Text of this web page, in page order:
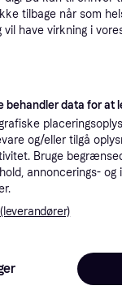
(ComputerSalg) Discmania Diskgolfo diskas Putter SENSEI Active Premium Geltona
tilbage når som
vil have virkning i
behandler data for at
og/eller tilgå
Bruge
annoncerings-